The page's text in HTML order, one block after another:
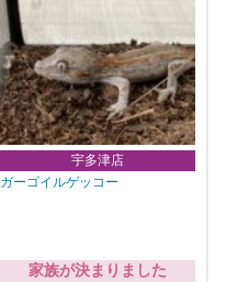
宇多津店
ガーゴイルゲッコー
家族が決まりました